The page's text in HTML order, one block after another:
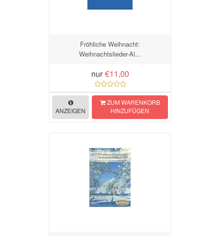
Fröhliche Weihnacht:
Weihnachtslieder-Al...
nur €11,00
ANZEIGEN
ZUM WARENKORB
HINZUFÜGEN